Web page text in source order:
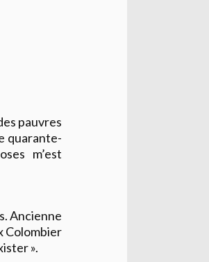
pauvres
quarante-
m’est
Ancienne
Colombier
».